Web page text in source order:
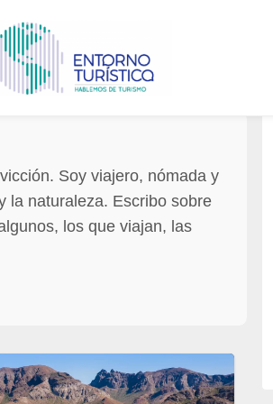
Soy viajero, nómada y
la naturaleza. Escribo sobre
los que viajan, las